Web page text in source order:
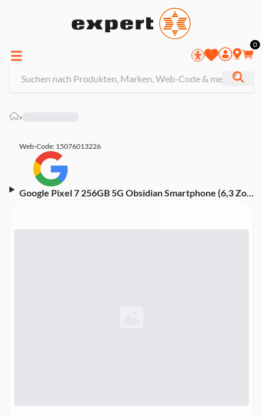
0
»
Web-Code: 15076013226
Google Pixel 7 256GB 5G Obsidian Smartphone (6,3 Zoll,